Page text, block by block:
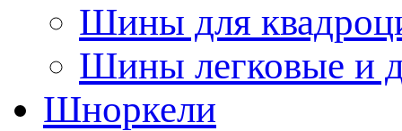
Шины для
Шины легковые и
Шноркели